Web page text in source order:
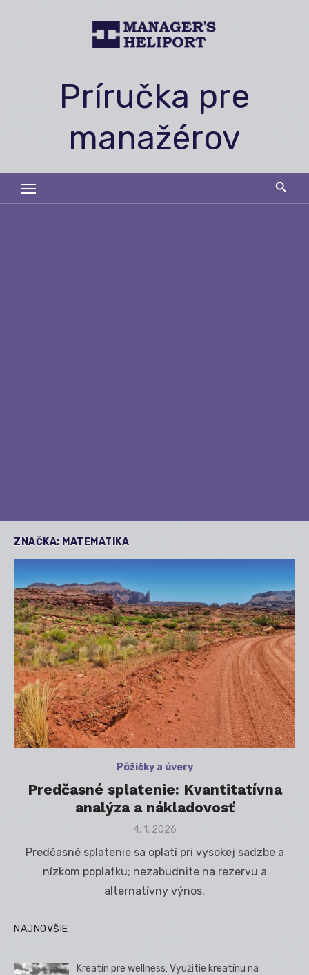
Príručka pre
manažérov
ZNAČKA: MATEMATIKA
Pôžičky a úvery
Predčasné splatenie: Kvantitatívna
analýza a nákladovosť
Posted
4. 1. 2026
Predčasné splatenie sa oplatí pri vysokej sadzbe a
nízkom poplatku; nezabudnite na rezervu a
alternatívny výnos.
NAJNOVŠIE
Kreatín pre wellness: Využitie kreatínu na